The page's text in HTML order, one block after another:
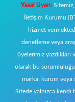
Yasal Uyarı:
İletişim Kurumu
hizmet
denetleme veya
üyelerimiz
olarak bu
marka, kurum veya
Sitede yalnızca kendi